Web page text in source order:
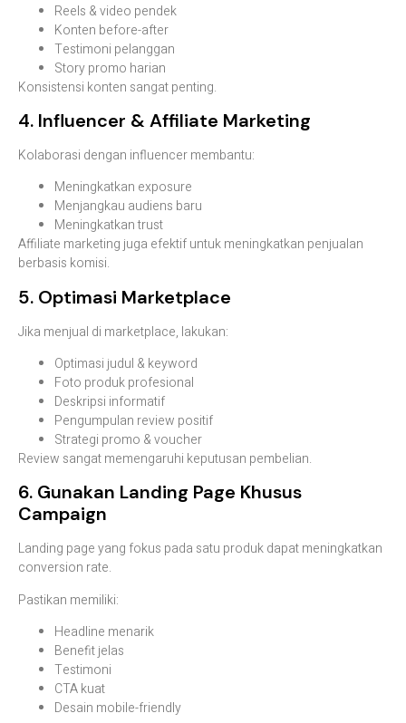
Reels & video pendek
Konten before-after
Testimoni pelanggan
Story promo harian
Konsistensi konten sangat penting.
4. Influencer & Affiliate Marketing
Kolaborasi dengan influencer membantu:
Meningkatkan exposure
Menjangkau audiens baru
Meningkatkan trust
Affiliate marketing juga efektif untuk meningkatkan penjualan
berbasis komisi.
5. Optimasi Marketplace
Jika menjual di marketplace, lakukan:
Optimasi judul & keyword
Foto produk profesional
Deskripsi informatif
Pengumpulan review positif
Strategi promo & voucher
Review sangat memengaruhi keputusan pembelian.
6. Gunakan Landing Page Khusus
Campaign
Landing page yang fokus pada satu produk dapat meningkatkan
conversion rate.
Pastikan memiliki:
Headline menarik
Benefit jelas
Testimoni
CTA kuat
Desain mobile-friendly